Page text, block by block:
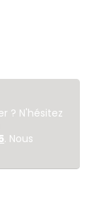
? N'hésitez
. Nous